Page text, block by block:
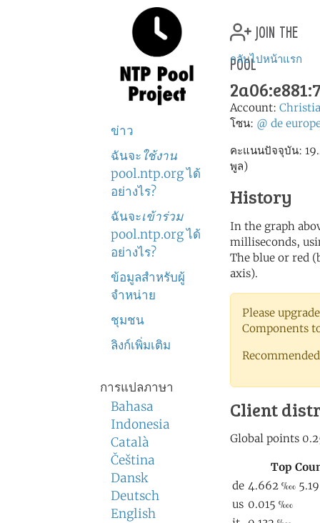
ข่าว
ฉันจะใช้งาน
pool.ntp.org ได้
อย่างไร?
ฉันจะเข้าร่วม
pool.ntp.org ได้
อย่างไร?
ข้อมูลสำหรับผู้
จำหน่าย
ชุมชน
ลิงก์เพิ่มเติม
การแปลภาษา
Bahasa
Indonesia
Català
Čeština
Dansk
Deutsch
English
join the
pool
กลับไปหน้าแรก
Account:
โซน: @ de
คะแนนปัจจุบัน:
พูล)
History
In the graph
milliseconds,
The blue or red
axis).
Please
Components
Client